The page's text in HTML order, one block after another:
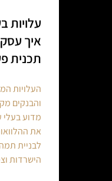
עלויות
איך
תכנית
העלויות
והבנקים
מדוע בעלי
את
לבניית
הישרדות